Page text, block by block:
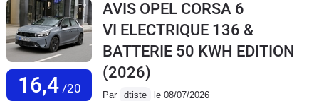
16,4/20
AVIS OPEL CORSA 6
VI ELECTRIQUE 136 &
BATTERIE 50 KWH EDITION
(2026)
Par dtiste le 08/07/2026